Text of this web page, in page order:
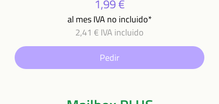
1,99 €
al mes IVA no incluido*
2,41 € IVA incluido
Pedir